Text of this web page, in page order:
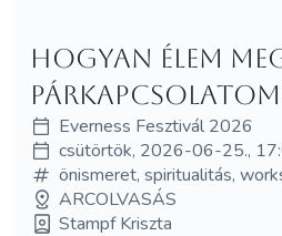
Hogyan élem
Everness Fesztivál 2026
csütörtök, 2026-06-25.,
önismeret, spiritualitás,
ARCOLVASÁS
Stampf Kriszta